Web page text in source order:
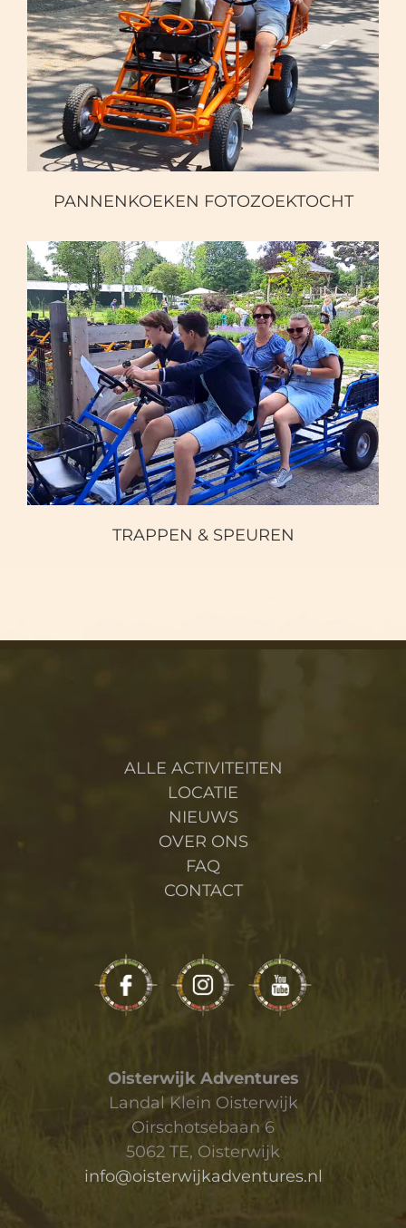
PANNENKOEKEN
FOTOZOEKTOCHT
PANNENKOEKEN FOTOZOEKTOCHT
TRAPPEN & SPEUREN
TRAPPEN & SPEUREN
ALLE ACTIVITEITEN
LOCATIE
NIEUWS
OVER ONS
FAQ
CONTACT
Oisterwijk Adventures
Landal Klein Oisterwijk
Oirschotsebaan 6
5062 TE, Oisterwijk
info@oisterwijkadventures.nl